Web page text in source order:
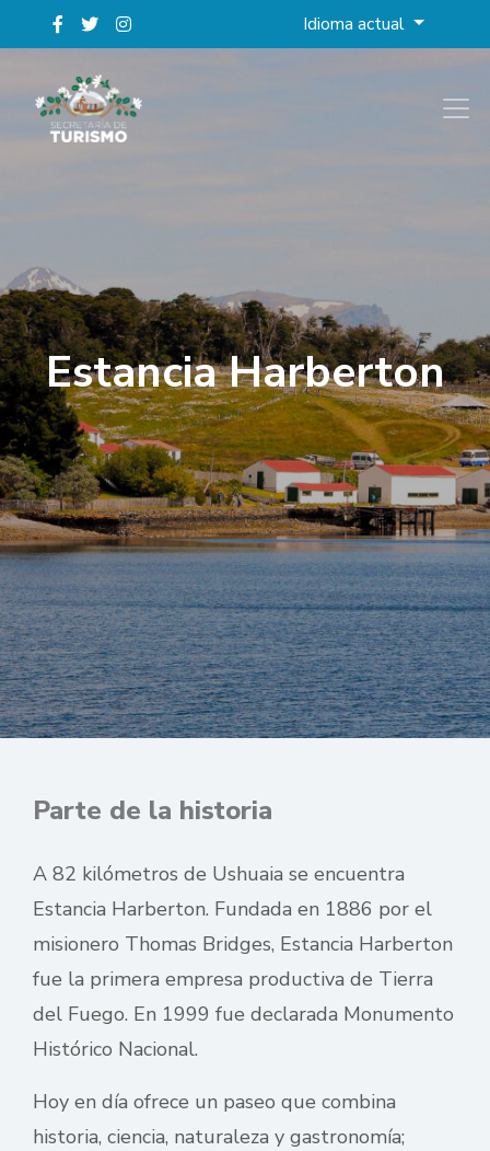
Idioma actual
Estancia Harberton
Parte de la historia
A 82 kilómetros de Ushuaia se encuentra
Estancia Harberton. Fundada en 1886 por el
misionero Thomas Bridges, Estancia Harberton
fue la primera empresa productiva de Tierra
del Fuego. En 1999 fue declarada Monumento
Histórico Nacional.
Hoy en día ofrece un paseo que combina
historia, ciencia, naturaleza y gastronomía;